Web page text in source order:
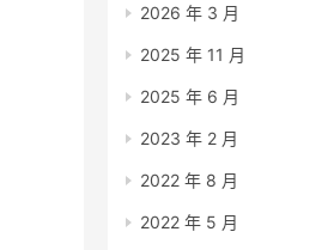
2026 年 3 月
2025 年 11 月
2025 年 6 月
2023 年 2 月
2022 年 8 月
2022 年 5 月